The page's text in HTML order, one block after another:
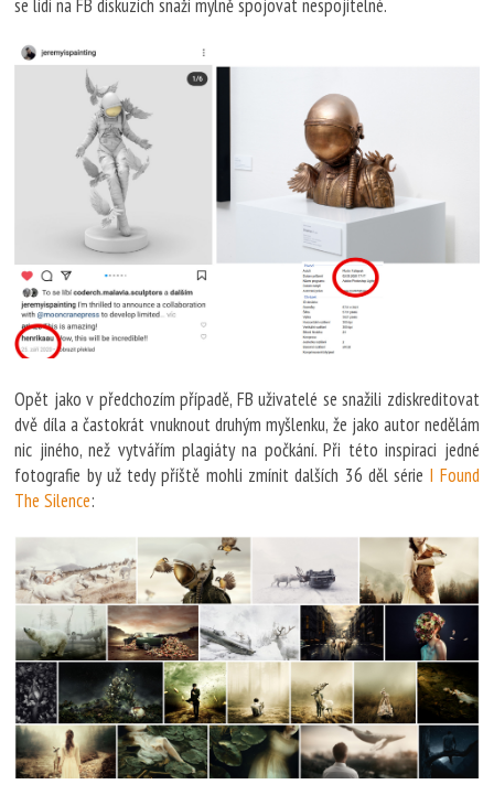
se lidi na FB diskuzích snaží mylně spojovat nespojitelné.
Opět jako v předchozím případě, FB uživatelé se snažili zdiskreditovat
dvě díla a častokrát vnuknout druhým myšlenku, že jako autor nedělám
nic jiného, než vytvářím plagiáty na počkání. Při této inspiraci jedné
fotografie by už tedy příště mohli zmínit dalších 36 děl série I Found
The Silence: